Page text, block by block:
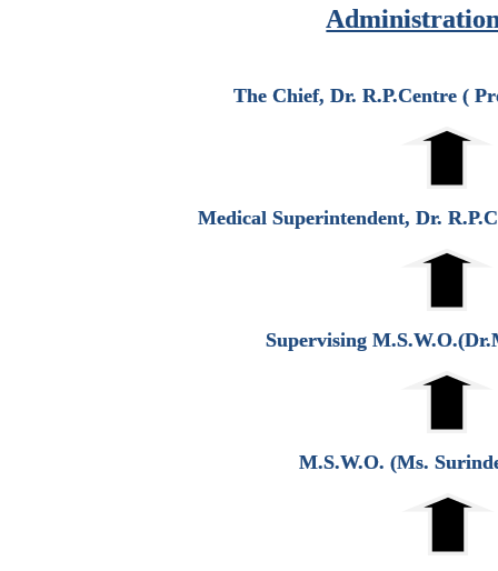
The Chief, Dr. R.P.Centre (
Medical Superintendent, Dr.
Supervising
M.S.W.O. (Ms.